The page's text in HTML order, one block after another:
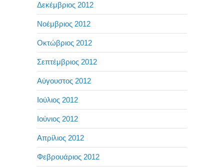
Δεκέμβριος 2012
Νοέμβριος 2012
Οκτώβριος 2012
Σεπτέμβριος 2012
Αύγουστος 2012
Ιούλιος 2012
Ιούνιος 2012
Απρίλιος 2012
Φεβρουάριος 2012